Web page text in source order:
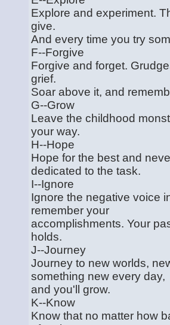
Explore and experiment.
give.
And every time you try
F--Forgive
Forgive and forget.
grief.
Soar above it, and
G--Grow
Leave the childhood
your way.
H--Hope
Hope for the best and
dedicated to the task.
I--Ignore
Ignore the negative voice
remember your
accomplishments. Your
holds.
J--Journey
Journey to new worlds,
something new every day,
and you'll grow.
K--Know
Know that no matter how